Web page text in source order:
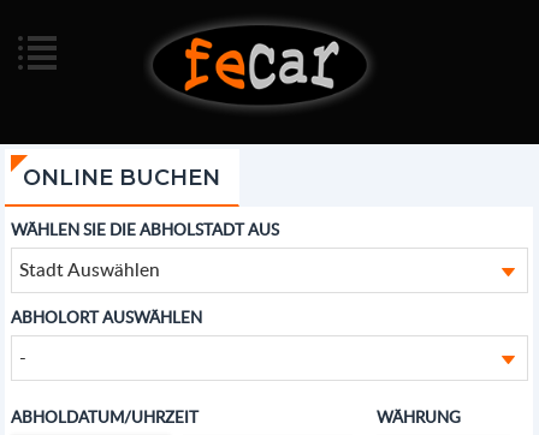
ONLINE BUCHEN
WÄHLEN SIE DIE ABHOLSTADT AUS
Stadt Auswählen
ABHOLORT AUSWÄHLEN
-
ABHOLDATUM/UHRZEIT WÄHRUNG